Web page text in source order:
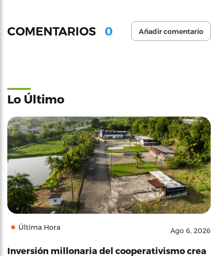
COMENTARIOS 0 Añadir comentario
Lo Último
Última Hora Ago 6, 2026
Inversión millonaria del cooperativismo crea